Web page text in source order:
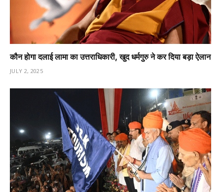
कौन होगा दलाई लामा का उत्तराधिकारी, खुद धर्मगुरु ने कर दिया बड़ा ऐलान
JULY 2, 2025